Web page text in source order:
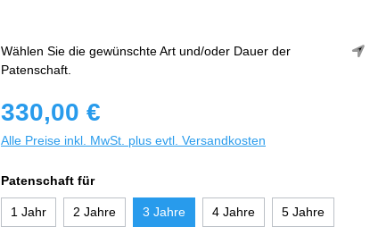
Wählen Sie die gewünschte Art und/oder Dauer der
Patenschaft.
330,00 €
Alle Preise inkl. MwSt. plus evtl. Versandkosten
Patenschaft für
1 Jahr 2 Jahre 3 Jahre 4 Jahre 5 Jahre